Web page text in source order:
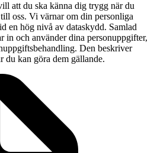
att du ska känna dig trygg när du
oss. Vi värnar om din personliga
en hög nivå av dataskydd. Samlad
in och använder dina personuppgifter,
Den beskriver
du kan göra dem gällande.